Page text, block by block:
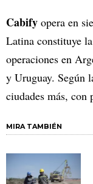
Cabify opera en
Latina constituye
operaciones en
y Uruguay. Según
ciudades más, con
MIRA TAMBIÉN